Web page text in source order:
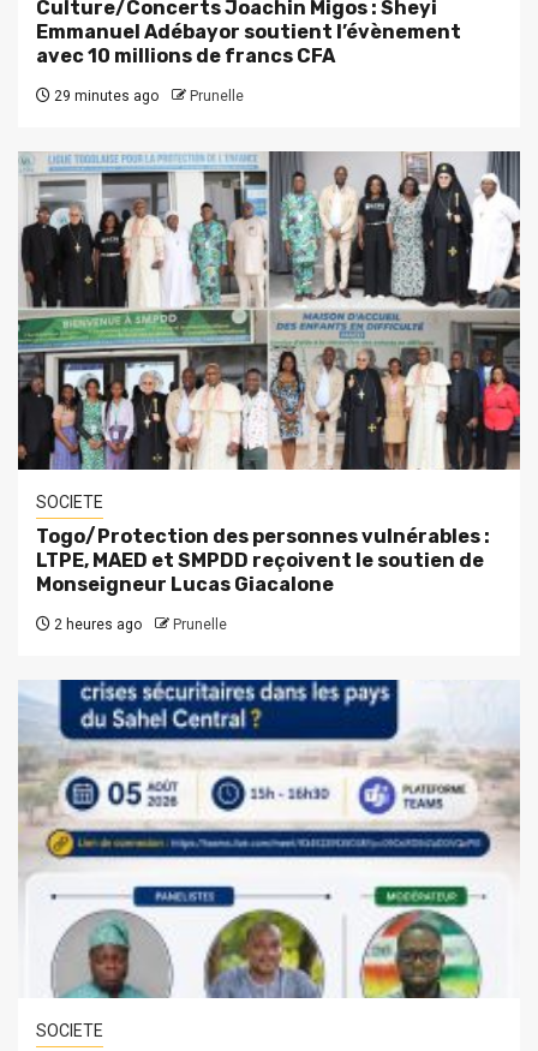
Culture/Concerts Joachin Migos : Sheyi
Emmanuel Adébayor soutient l’évènement
avec 10 millions de francs CFA
29 minutes ago Prunelle
SOCIETE
Togo/Protection des personnes vulnérables :
LTPE, MAED et SMPDD reçoivent le soutien de
Monseigneur Lucas Giacalone
2 heures ago Prunelle
SOCIETE